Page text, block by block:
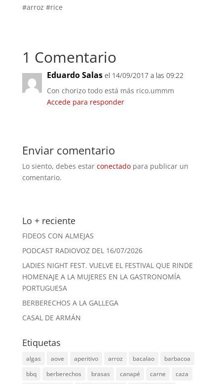
#arroz #rice
1 Comentario
Eduardo Salas el 14/09/2017 a las 09:22
Con chorizo todo está más rico.ummm
Accede para responder
Enviar comentario
Lo siento, debes estar conectadopara publicar un
comentario.
Lo + reciente
FIDEOS CON ALMEJAS
PODCAST RADIOVOZ DEL 16/07/2026
LADIES NIGHT FEST. VUELVE EL FESTIVAL QUE RINDE
HOMENAJE A LA MUJERES EN LA GASTRONOMÍA
PORTUGUESA
BERBERECHOS A LA GALLEGA
CASAL DE ARMÁN
Etiquetas
algas aove aperitivo arroz bacalao
barbacoa
bbq
berberechos brasas canapé carne
caza